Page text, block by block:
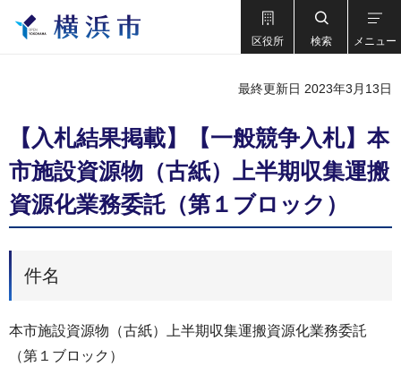
区役所 検索 メニュー
最終更新日 2023年3月13日
【入札結果掲載】【一般競争入札】本
市施設資源物（古紙）上半期収集運搬
資源化業務委託（第１ブロック）
件名
本市施設資源物（古紙）上半期収集運搬資源化業務委託
（第１ブロック）